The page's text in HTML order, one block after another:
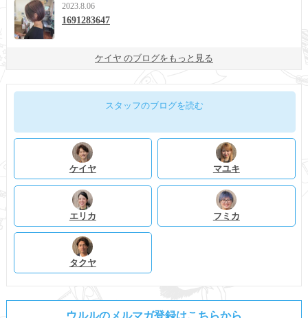
2023.8.06
1691283647
ケイヤ のブログをもっと見る
スタッフのブログを読む
ケイヤ マユキ
エリカ フミカ
タクヤ